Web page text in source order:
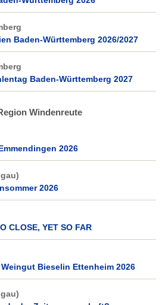
Baden-Württemberg 2026/2027
Baden-Württemberg 2027
Windenreute
2026
2026
CLOSE, YET SO FAR
Weingut Bieselin Ettenheim 2026